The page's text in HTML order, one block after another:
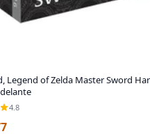
Legend of Zelda Master Sword
4.8